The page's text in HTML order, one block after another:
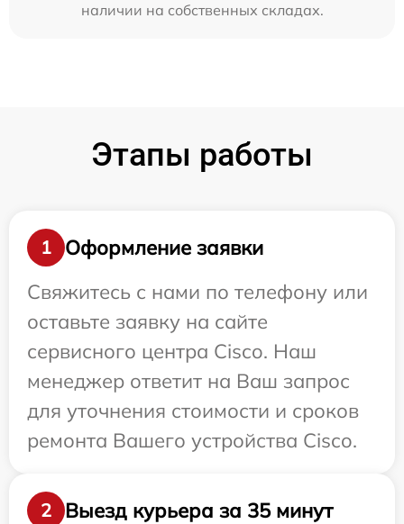
наличии на собственных складах.
Этапы работы
1
Оформление заявки
Свяжитесь с нами по телефону или
оставьте заявку на сайте
сервисного центра Cisco. Наш
менеджер ответит на Ваш запрос
для уточнения стоимости и сроков
ремонта Вашего устройства Cisco.
2 Выезд курьера за 35 минут